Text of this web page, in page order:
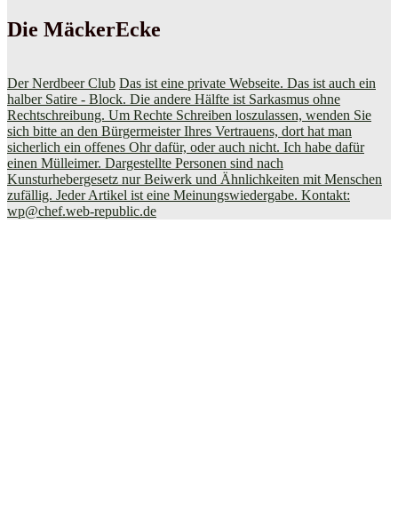
Die MäckerEcke
Der Nerdbeer Club Das ist eine private Webseite. Das ist auch ein
halber Satire - Block. Die andere Hälfte ist Sarkasmus ohne
Rechtschreibung. Um Rechte Schreiben loszulassen, wenden Sie
sich bitte an den Bürgermeister Ihres Vertrauens, dort hat man
sicherlich ein offenes Ohr dafür, oder auch nicht. Ich habe dafür
einen Mülleimer. Dargestellte Personen sind nach
Kunsturhebergesetz nur Beiwerk und Ähnlichkeiten mit Menschen
zufällig. Jeder Artikel ist eine Meinungswiedergabe. Kontakt:
wp@chef.web-republic.de